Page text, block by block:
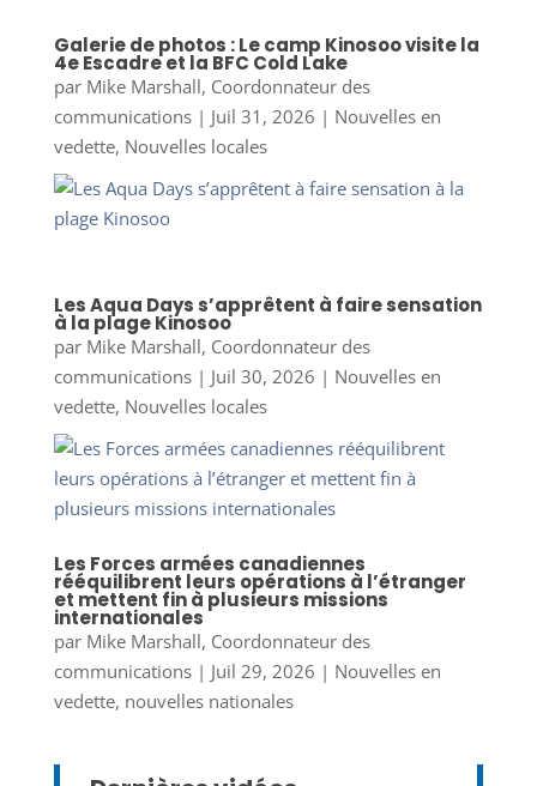
Galerie de photos : Le camp Kinosoo visite la
4e Escadre et la BFC Cold Lake
par Mike Marshall, Coordonnateur des
communications| Juil 31, 2026 | Nouvelles en
vedette, Nouvelles locales
Les Aqua Days s’apprêtent à faire sensation
à la plage Kinosoo
par Mike Marshall, Coordonnateur des
communications| Juil 30, 2026 | Nouvelles en
vedette, Nouvelles locales
Les Forces armées canadiennes
rééquilibrent leurs opérations à l’étranger
et mettent fin à plusieurs missions
internationales
par Mike Marshall, Coordonnateur des
communications| Juil 29, 2026 | Nouvelles en
vedette, nouvelles nationales